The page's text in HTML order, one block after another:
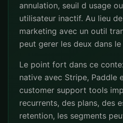
annulation, seuil d usage
utilisateur inactif. Au lieu
marketing avec un outil
peut gerer les deux dans
Le point fort dans ce
native avec Stripe, Paddle
customer support tools
recurrents, des plans, des
retention, les segments